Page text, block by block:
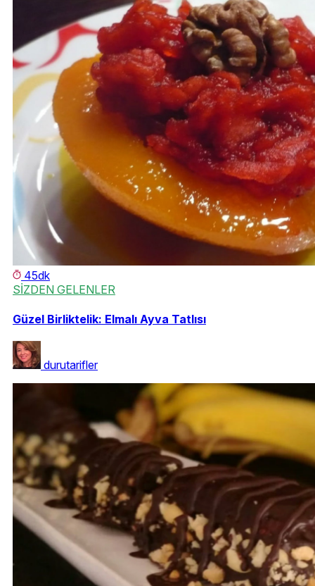
45dk
SİZDEN GELENLER
Güzel Birliktelik: Elmalı Ayva Tatlısı
durutarifler